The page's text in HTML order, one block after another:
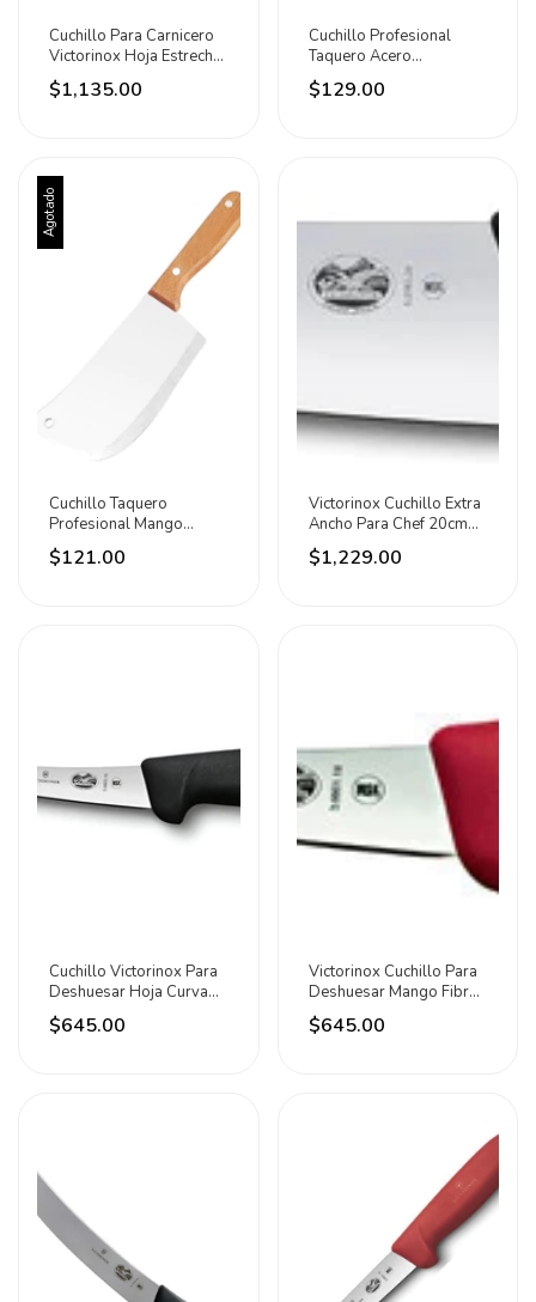
Cuchillo Para Carnicero
Victorinox Hoja Estrecha
Curva 25cm Negro
$1,135.00
Cuchillo Profesional
Taquero Acero
Inoxidable Lion Tools
Blanco
$129.00
Agotado
Cuchillo Taquero
Profesional Mango
Madera 152,4 Mm Lion
Caqui
$121.00
Victorinox Cuchillo Extra
Ancho Para Chef 20cm
Mango Plástic Negro
$1,229.00
Cuchillo Victorinox Para
Deshuesar Hoja Curva
15cm Fibrox Negro
$645.00
Victorinox Cuchillo Para
Deshuesar Mango Fibrox
Rojo
$645.00